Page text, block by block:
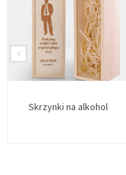
Skrzynki na alkohol